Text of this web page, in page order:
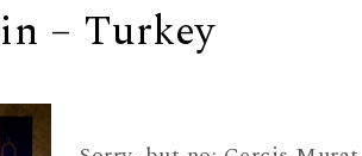
– Turkey